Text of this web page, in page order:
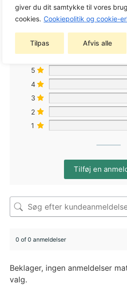
giver du dit samtykke til vores
cookies. Cookiepolitik og cookie-
Tilpas Afvis alle
5
4
3
2
1
Tilføj en
0 of 0 anmeldelser
Beklager, ingen anmeldelser
valg.